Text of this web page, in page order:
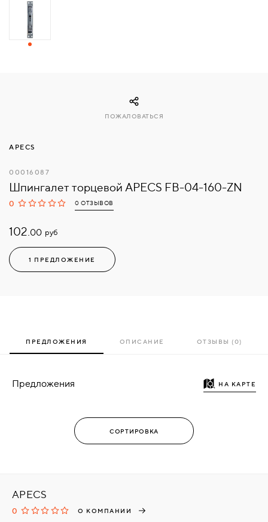
APECS
00016087
Шпингалет торцевой APECS FB-04-160-ZN
0 0 ОТЗЫВОВ
102.00 руб
1 ПРЕДЛОЖЕНИЕ
ПОЖАЛОВАТЬСЯ
ПРЕДЛОЖЕНИЯ ОПИСАНИЕ ОТЗЫВЫ (0)
Предложения НА КАРТЕ
APECS
0 О КОМПАНИИ